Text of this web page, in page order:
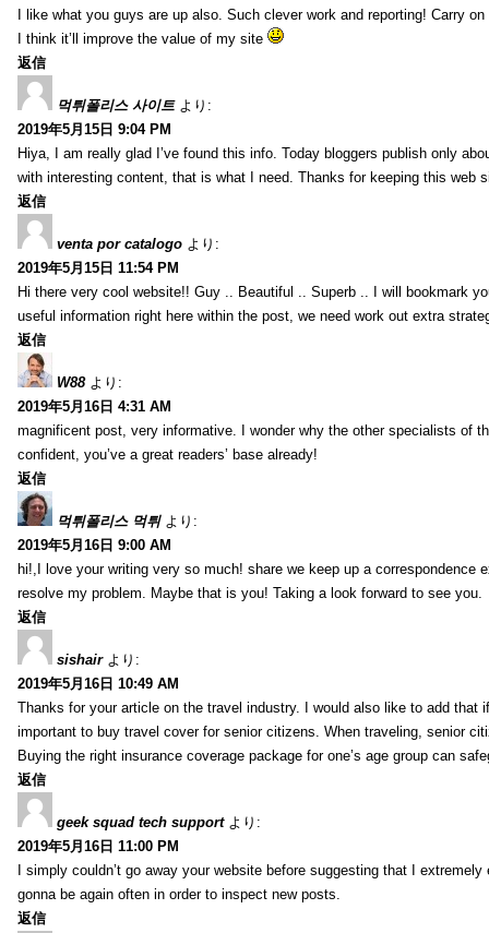
I like what you guys are up also. Such clever work and reporting! Carry
I think it’ll improve the value of my site
返信
먹튀폴리스 사이트 より:
2019年5月15日 9:04 PM
Hiya, I am really glad I’ve found this info. Today bloggers publish only
with interesting content, that is what I need. Thanks for keeping this
返信
venta por catalogo より:
2019年5月15日 11:54 PM
Hi there very cool website!! Guy .. Beautiful .. Superb .. I will bookmark
useful information right here within the post, we need work out extra
返信
W88 より:
2019年5月16日 4:31 AM
magnificent post, very informative. I wonder why the other specialists of
confident, you’ve a great readers’ base already!
返信
먹튀폴리스 먹튀 より:
2019年5月16日 9:00 AM
hi!,I love your writing very so much! share we keep up a correspondence
resolve my problem. Maybe that is you! Taking a look forward to see you.
返信
sishair より:
2019年5月16日 10:49 AM
Thanks for your article on the travel industry. I would also like to add that
important to buy travel cover for senior citizens. When traveling, senior
Buying the right insurance coverage package for one’s age group can
返信
geek squad tech support より:
2019年5月16日 11:00 PM
I simply couldn’t go away your website before suggesting that I
gonna be again often in order to inspect new posts.
返信